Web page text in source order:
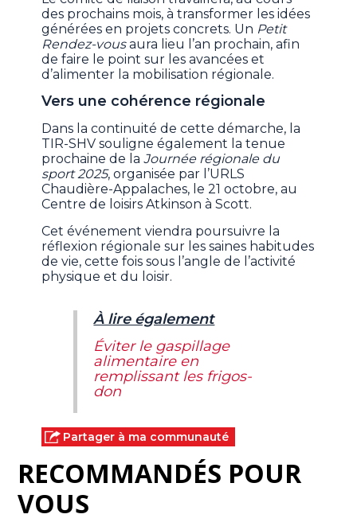
des prochains mois, à transformer les idées
générées en projets concrets. Un Petit
Rendez-vousaura lieu l’an prochain, afin
de faire le point sur les avancées et
d’alimenter la mobilisation régionale.
Vers une cohérence régionale
Dans la continuité de cette démarche, la
TIR-SHV souligne également la tenue
prochaine de laJournée régionale du
sport 2025, organisée par l’URLS
Chaudière-Appalaches, le 21 octobre, au
Centre de loisirs Atkinson à Scott.
Cet événement viendra poursuivre la
réflexion régionale sur les saines habitudes
de vie, cette fois sous l’angle de l’activité
physique et du loisir.
À lire également
Éviter le gaspillage
alimentaire en
remplissant les frigos-
don
Partager à ma communauté
RECOMMANDÉS POUR
VOUS